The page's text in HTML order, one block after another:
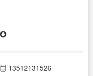
13512131526